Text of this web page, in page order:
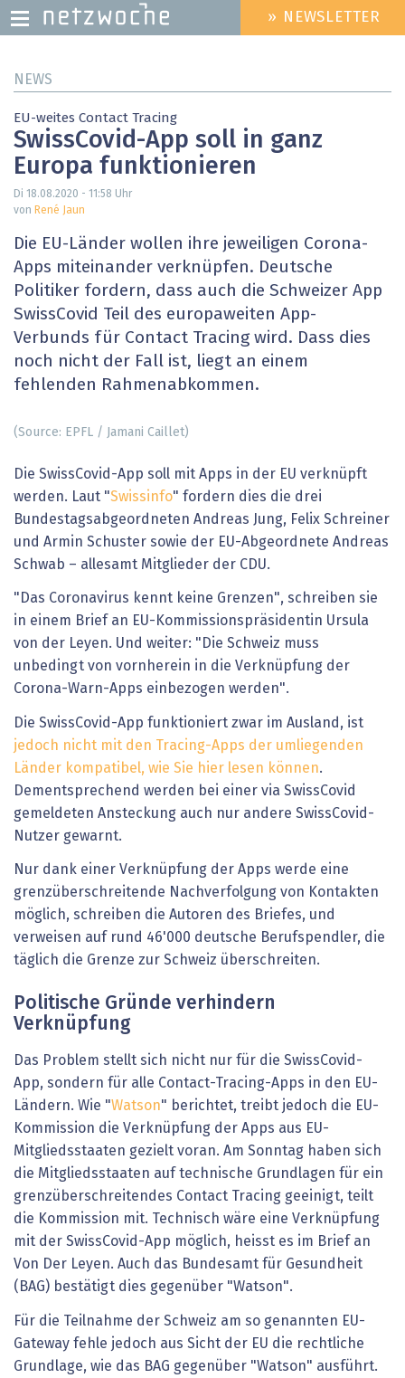
zum
HEADER
MENU
» NEWSLETTER
NEWS
EU-weites Contact Tracing
SwissCovid-App soll in ganz
Europa funktionieren
Di 18.08.2020 - 11:58 Uhr
von René Jaun
Die EU-Länder wollen ihre jeweiligen Corona-
Apps miteinander verknüpfen. Deutsche
Politiker fordern, dass auch die Schweizer App
SwissCovid Teil des europaweiten App-
Verbunds für Contact Tracing wird. Dass dies
noch nicht der Fall ist, liegt an einem
fehlenden Rahmenabkommen.
(Source: EPFL / Jamani Caillet)
Die SwissCovid-App soll mit Apps in der EU verknüpft
werden. Laut "Swissinfo" fordern dies die drei
Bundestagsabgeordneten Andreas Jung, Felix Schreiner
und Armin Schuster sowie der EU-Abgeordnete Andreas
Schwab – allesamt Mitglieder der CDU.
"Das Coronavirus kennt keine Grenzen", schreiben sie
in einem Brief an EU-Kommissionspräsidentin Ursula
von der Leyen. Und weiter: "Die Schweiz muss
unbedingt von vornherein in die Verknüpfung der
Corona-Warn-Apps einbezogen werden".
Die SwissCovid-App funktioniert zwar im Ausland, ist
jedoch nicht mit den Tracing-Apps der umliegenden
Länder kompatibel, wie Sie hier lesen können.
Dementsprechend werden bei einer via SwissCovid
gemeldeten Ansteckung auch nur andere SwissCovid-
Nutzer gewarnt.
Nur dank einer Verknüpfung der Apps werde eine
grenzüberschreitende Nachverfolgung von Kontakten
möglich, schreiben die Autoren des Briefes, und
verweisen auf rund 46'000 deutsche Berufspendler, die
täglich die Grenze zur Schweiz überschreiten.
Politische Gründe verhindern
Verknüpfung
Das Problem stellt sich nicht nur für die SwissCovid-
App, sondern für alle Contact-Tracing-Apps in den EU-
Ländern. Wie "Watson" berichtet, treibt jedoch die EU-
Kommission die Verknüpfung der Apps aus EU-
Mitgliedsstaaten gezielt voran. Am Sonntag haben sich
die Mitgliedsstaaten auf technische Grundlagen für ein
grenzüberschreitendes Contact Tracing geeinigt, teilt
die Kommission mit. Technisch wäre eine Verknüpfung
mit der SwissCovid-App möglich, heisst es im Brief an
Von Der Leyen. Auch das Bundesamt für Gesundheit
(BAG) bestätigt dies gegenüber "Watson".
Für die Teilnahme der Schweiz am so genannten EU-
Gateway fehle jedoch aus Sicht der EU die rechtliche
Grundlage, wie das BAG gegenüber "Watson" ausführt.